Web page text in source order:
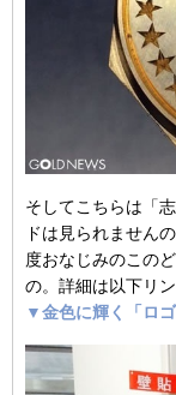
そしてこちらは「
ドは見られません
度おなじみのこの
の。詳細は以下リン
▼金色に輝く「ロ